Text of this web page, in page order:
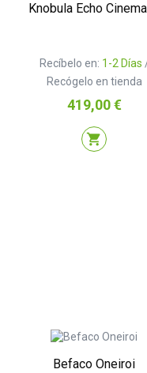
Knobula Echo
Recíbelo en: 1-2 Días
Recógelo en tienda
Precio
419,00 €
shopping_cart
Befaco Oneiroi